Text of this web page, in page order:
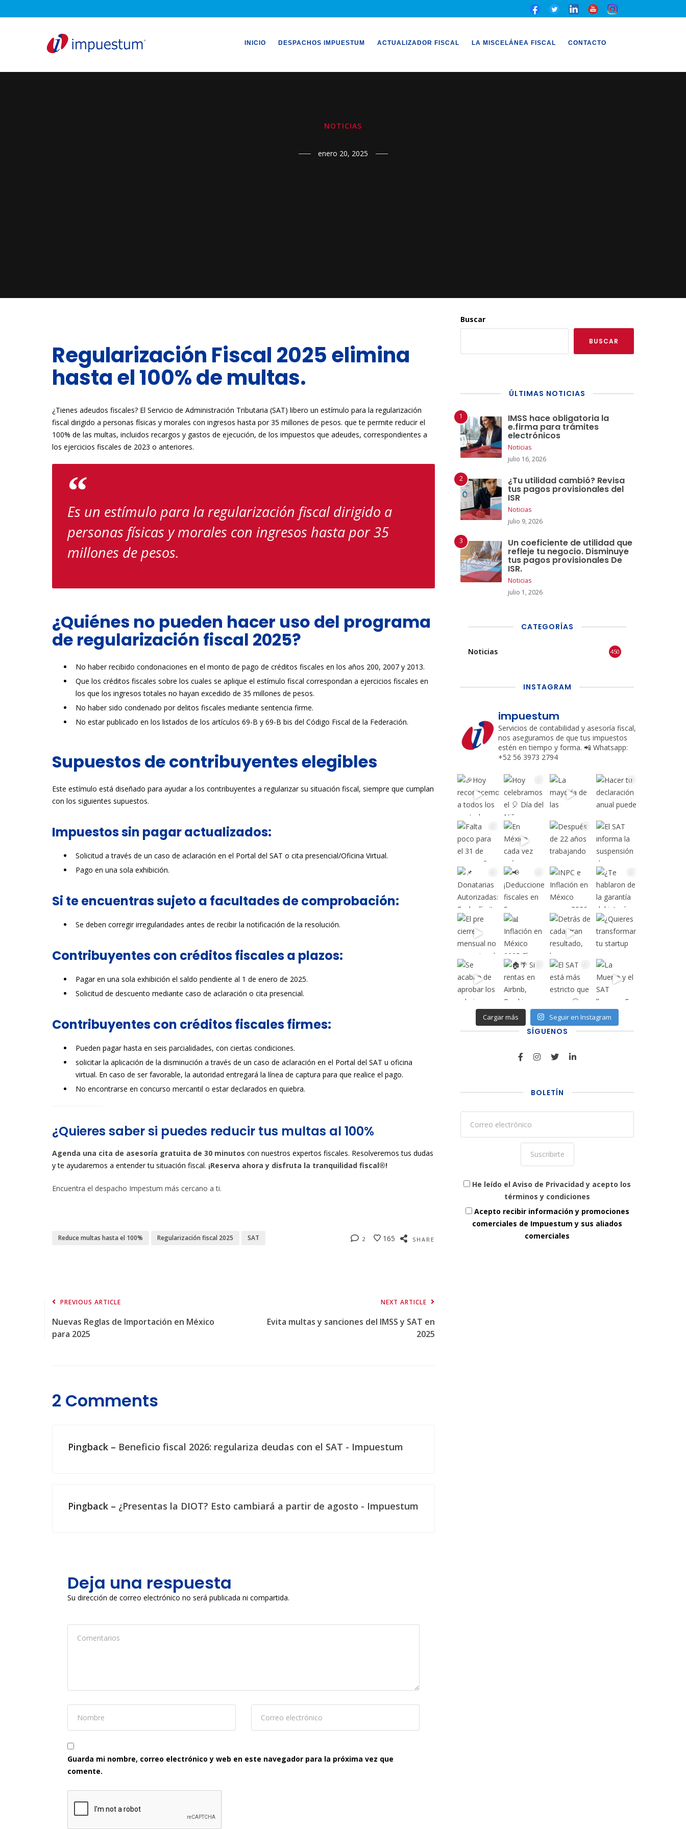
INICIO DESPACHOS IMPUESTUM ACTUALIZADOR FISCAL LA MISCELÁNEA FISCAL CONTACTO
NOTICIAS
enero 20, 2025
Regularización Fiscal 2025 elimina
hasta el 100% de multas.
¿Tienes adeudos fiscales? El Servicio de Administración Tributaria (SAT) libero un estímulo para la regularización
fiscal dirigido a personas físicas y morales con ingresos hasta por 35 millones de pesos. que te permite reducir el
100% de las multas, incluidos recargos y gastos de ejecución, de los impuestos que adeudes, correspondientes a
los ejercicios fiscales de 2023 o anteriores.
Es un estímulo para la regularización fiscal dirigido a
personas físicas y morales con ingresos hasta por 35
millones de pesos.
¿Quiénes no pueden hacer uso del programa
de regularización fiscal 2025?
No haber recibido condonaciones en el monto de pago de créditos fiscales en los años 200, 2007 y 2013.
Que los créditos fiscales sobre los cuales se aplique el estímulo fiscal correspondan a ejercicios fiscales en
los que los ingresos totales no hayan excedido de 35 millones de pesos.
No haber sido condenado por delitos fiscales mediante sentencia firme.
No estar publicado en los listados de los artículos 69-B y 69-B bis del Código Fiscal de la Federación.
Supuestos de contribuyentes elegibles
Este estímulo está diseñado para ayudar a los contribuyentes a regularizar su situación fiscal, siempre que cumplan
con los siguientes supuestos.
Impuestos sin pagar actualizados:
Solicitud a través de un caso de aclaración en el Portal del SAT o cita presencial/Oficina Virtual.
Pago en una sola exhibición.
Si te encuentras sujeto a facultades de comprobación:
Se deben corregir irregularidades antes de recibir la notificación de la resolución.
Contribuyentes con créditos fiscales a plazos:
Pagar en una sola exhibición el saldo pendiente al 1 de enero de 2025.
Solicitud de descuento mediante caso de aclaración o cita presencial.
Contribuyentes con créditos fiscales firmes:
Pueden pagar hasta en seis parcialidades, con ciertas condiciones.
solicitar la aplicación de la disminución a través de un caso de aclaración en el Portal del SAT u oficina
virtual. En caso de ser favorable, la autoridad entregará la línea de captura para que realice el pago.
No encontrarse en concurso mercantil o estar declarados en quiebra.
¿Quieres saber si puedes reducir tus multas al 100%
Agenda una cita de asesoría gratuita de 30 minutos con nuestros expertos fiscales. Resolveremos tus dudas
y te ayudaremos a entender tu situación fiscal. ¡Reserva ahora y disfruta la tranquilidad fiscal®!
Encuentra el despacho Impestum más cercano a ti.
Reduce multas hasta el 100% Regularización fiscal 2025 SAT SHARE
2 165
PREVIOUS ARTICLE
Nuevas Reglas de Importación en México
para 2025
NEXT ARTICLE
Evita multas y sanciones del IMSS y SAT en
2025
2 Comments
Pingback – Beneficio fiscal 2026: regulariza deudas con el SAT - Impuestum
Pingback – ¿Presentas la DIOT? Esto cambiará a partir de agosto - Impuestum
Deja una respuesta
Su dirección de correo electrónico no será publicada ni compartida.
Guarda mi nombre, correo electrónico y web en este navegador para la próxima vez que
comente.
Buscar
BUSCAR
ÚLTIMAS NOTICIAS
IMSS hace obligatoria la
e.firma para trámites
electrónicos
Noticias
julio 16, 2026
¿Tu utilidad cambió? Revisa
tus pagos provisionales del
ISR
Noticias
julio 9, 2026
Un coeficiente de utilidad que
refleje tu negocio. Disminuye
tus pagos provisionales De
ISR.
Noticias
julio 1, 2026
CATEGORÍAS
Noticias 450
INSTAGRAM
impuestum
Servicios de contabilidad y asesoría fiscal,
nos aseguramos de que tus impuestos
estén en tiempo y forma. 📲 Whatsapp:
+52 56 3973 2794
Cargar más Seguir en Instagram
SÍGUENOS
BOLETÍN
He leído el Aviso de Privacidad y acepto los
términos y condiciones
Acepto recibir información y promociones
comerciales de Impuestum y sus aliados
comerciales